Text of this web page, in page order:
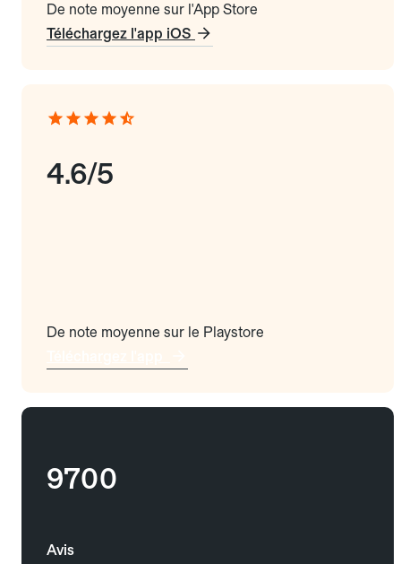
De note moyenne sur l'App Store
Téléchargez l'app iOS
4.6/5
De note moyenne sur le Playstore
9700
Avis